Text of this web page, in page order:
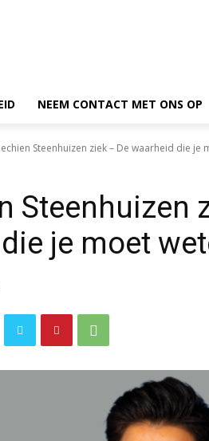
NEEM CONTACT MET ONS OP
Steenhuizen ziek – De waarheid die je
Steenhuizen
je moet